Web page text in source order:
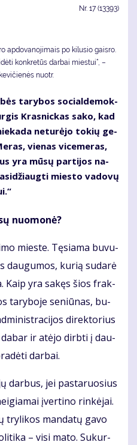
Nr. 17 (13393)
ap­do­va­no­ji­mais po ki­lu­sio gais­ro.
kon­kre­tūs dar­bai mies­tui“, –
nuotr.
ta­ry­bos so­cial­de­mok­
Kras­nic­kas sa­ko, kad
ne­tu­rė­jo to­kių ge­
vie­nas vi­ce­me­ras,
yra mū­sų par­ti­jos na­
mies­to va­do­vų
nuo­mo­nė?
mies­te. Tę­sia­ma bu­vu­
dau­gu­mos, ku­rią su­da­rė
Kaip yra sa­kęs šios frak­
ta­ry­bo­je se­niū­nas, bu­
di­rek­to­rius
da­bar ir at­ėjo dirb­ti į dau­
dar­bai.
dar­bus, jei pas­ta­ruo­sius
įver­ti­no rin­kė­jai.
try­li­kos man­da­tų ga­vo
– vi­si ma­to. Su­kur­